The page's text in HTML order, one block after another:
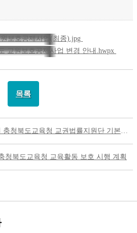
보호공제사업(최종).jpg
교원보호공제사업 변경 안내.hwpx
목록
2026년 충청북도교육청 교권법률지원단 기본운영계획
청북도교육청 교육활동 보호 시행 계획